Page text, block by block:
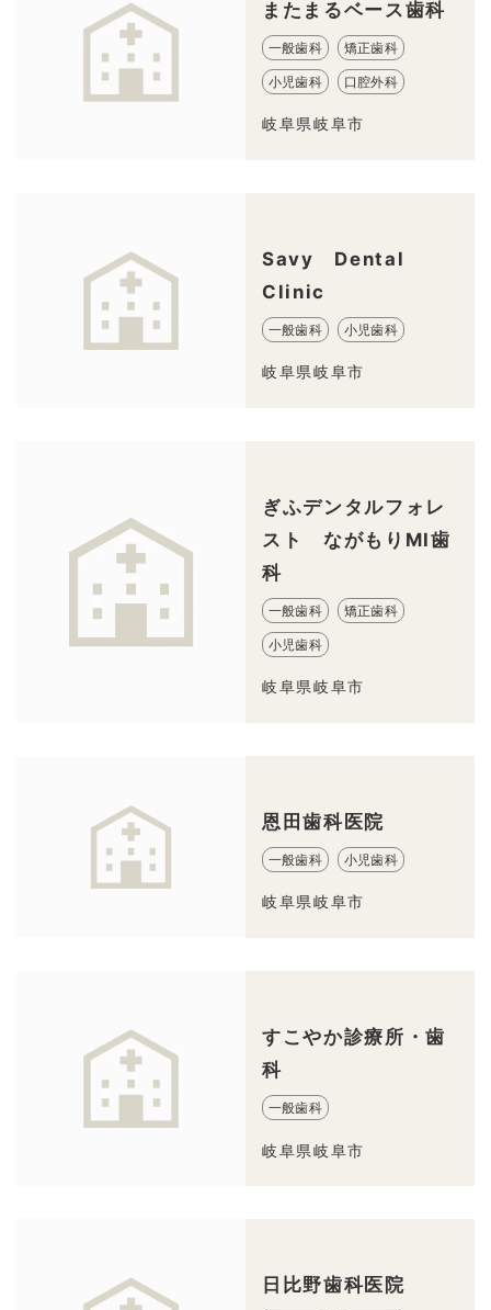
またまるベース歯科
一般歯科 矯正歯科
小児歯科 口腔外科
岐阜県岐阜市
Savy Dental
Clinic
一般歯科 小児歯科
岐阜県岐阜市
ぎふデンタルフォレ
スト ながもりMI歯
科
一般歯科 矯正歯科
小児歯科
岐阜県岐阜市
恩田歯科医院
一般歯科 小児歯科
岐阜県岐阜市
すこやか診療所・歯
科
一般歯科
岐阜県岐阜市
日比野歯科医院